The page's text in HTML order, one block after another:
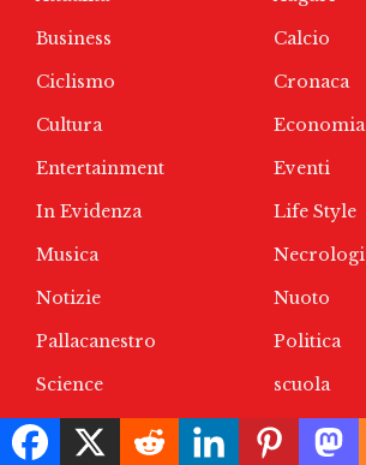
Business
Calcio
Ciclismo
Cronaca
Cultura
Economia
Entertainment
Eventi
In Evidenza
Life Style
Musica
Necrologi
Notizie
Nuoto
Pallacanestro
Politica
Science
scuola
Senza categoria
spettacoli